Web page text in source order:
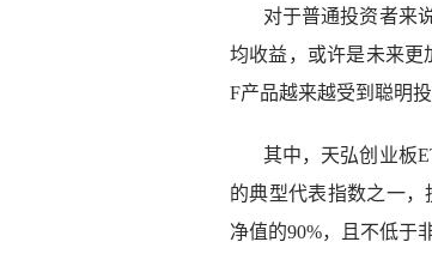
对于普通投资者来
均收益，或许是未来更
F产品越来越受到聪明投
其中，天弘创业板
的典型代表指数之一
净值的90%，且不低于